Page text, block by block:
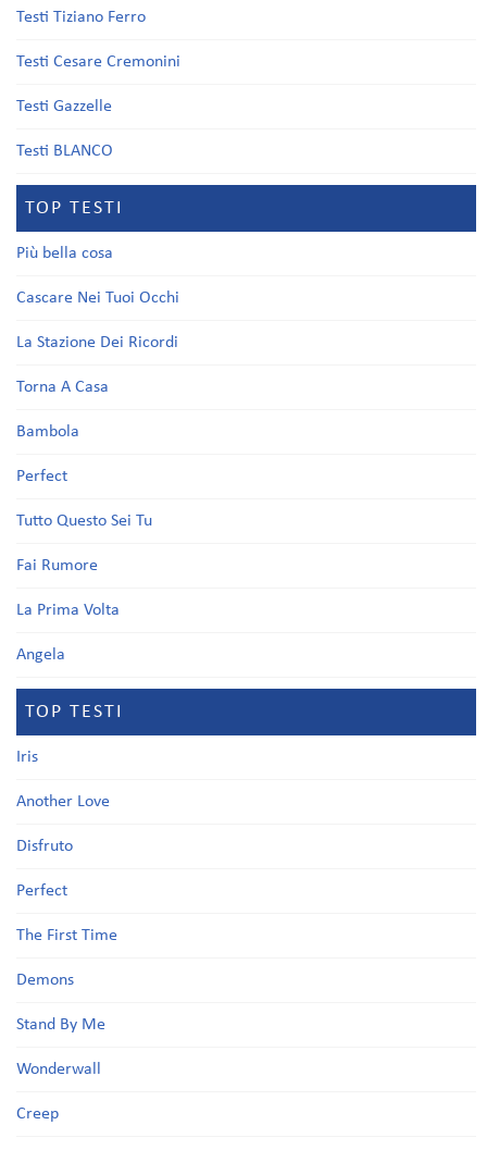
Testi Tiziano Ferro
Testi Cesare Cremonini
Testi Gazzelle
Testi BLANCO
TOP TESTI
Più bella cosa
Cascare Nei Tuoi Occhi
La Stazione Dei Ricordi
Torna A Casa
Bambola
Perfect
Tutto Questo Sei Tu
Fai Rumore
La Prima Volta
Angela
TOP TESTI
Iris
Another Love
Disfruto
Perfect
The First Time
Demons
Stand By Me
Wonderwall
Creep